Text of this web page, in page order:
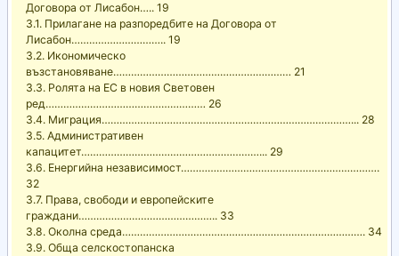
Договора от Лисабон….. 19
3.1. Прилагане на разпоредбите на Договора от
Лисабон………………………….. 19
3.2. Икономическо
възстановяване…………………………………………………… 21
3.3. Ролята на ЕС в новия Световен
ред……………………………………………… 26
3.4. Миграция…………………………………………………………………………... 28
3.5. Административен
капацитет……………………………………………………... 29
3.6. Енергийна независимост………………………………………………………….
32
3.7. Права, свободи и европейските
граждани……………………………………….. 33
3.8. Околна среда………………………………………………………………………. 34
3.9. Обща селскостопанска